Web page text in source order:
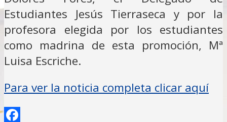
Estudiantes Jesús Tierraseca y por la
profesora elegida por los estudiantes
como madrina de esta promoción, Mª
Luisa Escriche.
Para ver la noticia completa clicar aquí